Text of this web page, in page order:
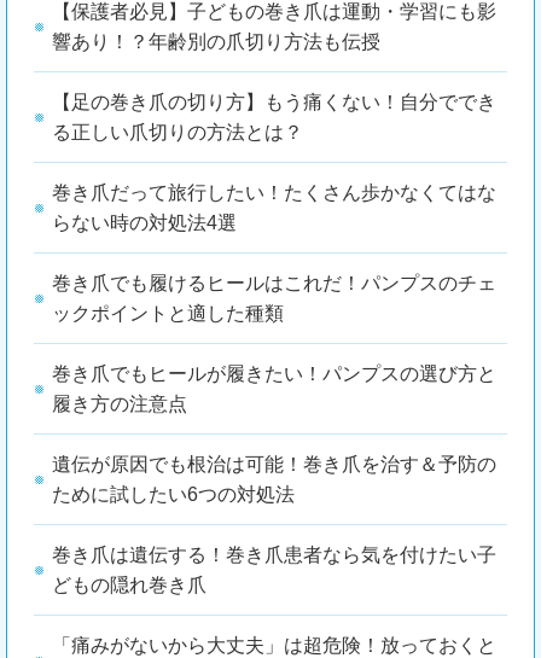
【保護者必見】子どもの巻き爪は運動・学習にも影
響あり！？年齢別の爪切り方法も伝授
【足の巻き爪の切り方】もう痛くない！自分ででき
る正しい爪切りの方法とは？
巻き爪だって旅行したい！たくさん歩かなくてはな
らない時の対処法4選
巻き爪でも履けるヒールはこれだ！パンプスのチェ
ックポイントと適した種類
巻き爪でもヒールが履きたい！パンプスの選び方と
履き方の注意点
遺伝が原因でも根治は可能！巻き爪を治す＆予防の
ために試したい6つの対処法
巻き爪は遺伝する！巻き爪患者なら気を付けたい子
どもの隠れ巻き爪
「痛みがないから大丈夫」は超危険！放っておくと